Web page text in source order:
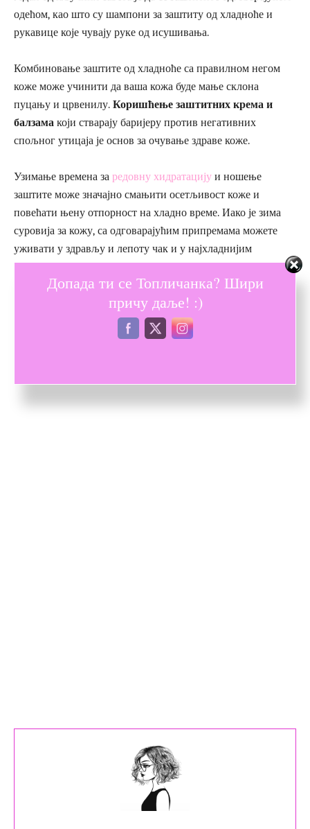
одећом, као што су шампони за заштиту од хладноће и
рукавице које чувају руке од исушивања.
Комбиновање заштите од хладноће са правилном негом
коже може учинити да ваша кожа буде мање склона
пуцању и црвенилу. Коришћење заштитних крема и
балзама који стварају баријеру против негативних
спољног утицаја је основ за очување здраве коже.
Узимање времена за редовну хидратацију и ношење
заштите може значајно смањити осетљивост коже и
повећати њену отпорност на хладно време. Иако је зима
суровија за кожу, са одговарајућим припремама можете
уживати у здрављу и лепоту чак и у најхладнијим
месецима.
Одржавање здраве, хидриране и меке коже зими захтева
пажљив приступ и редовно улагање у негу.
исхрана, хидратација, избор одговарајућих производа и
Допада ти се Топличанка? Шири
причу даље! :)